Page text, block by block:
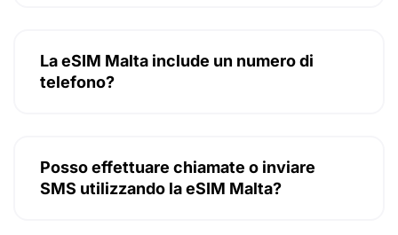
La eSIM Malta include un numero di
telefono?
Posso effettuare chiamate o inviare
SMS utilizzando la eSIM Malta?